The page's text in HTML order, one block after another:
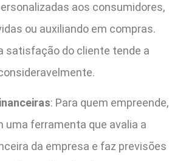
aos consumidores,
ou auxiliando em compras.
satisfação do cliente tende a
: Para quem empreende,
uma ferramenta que avalia a
da empresa e faz previsões